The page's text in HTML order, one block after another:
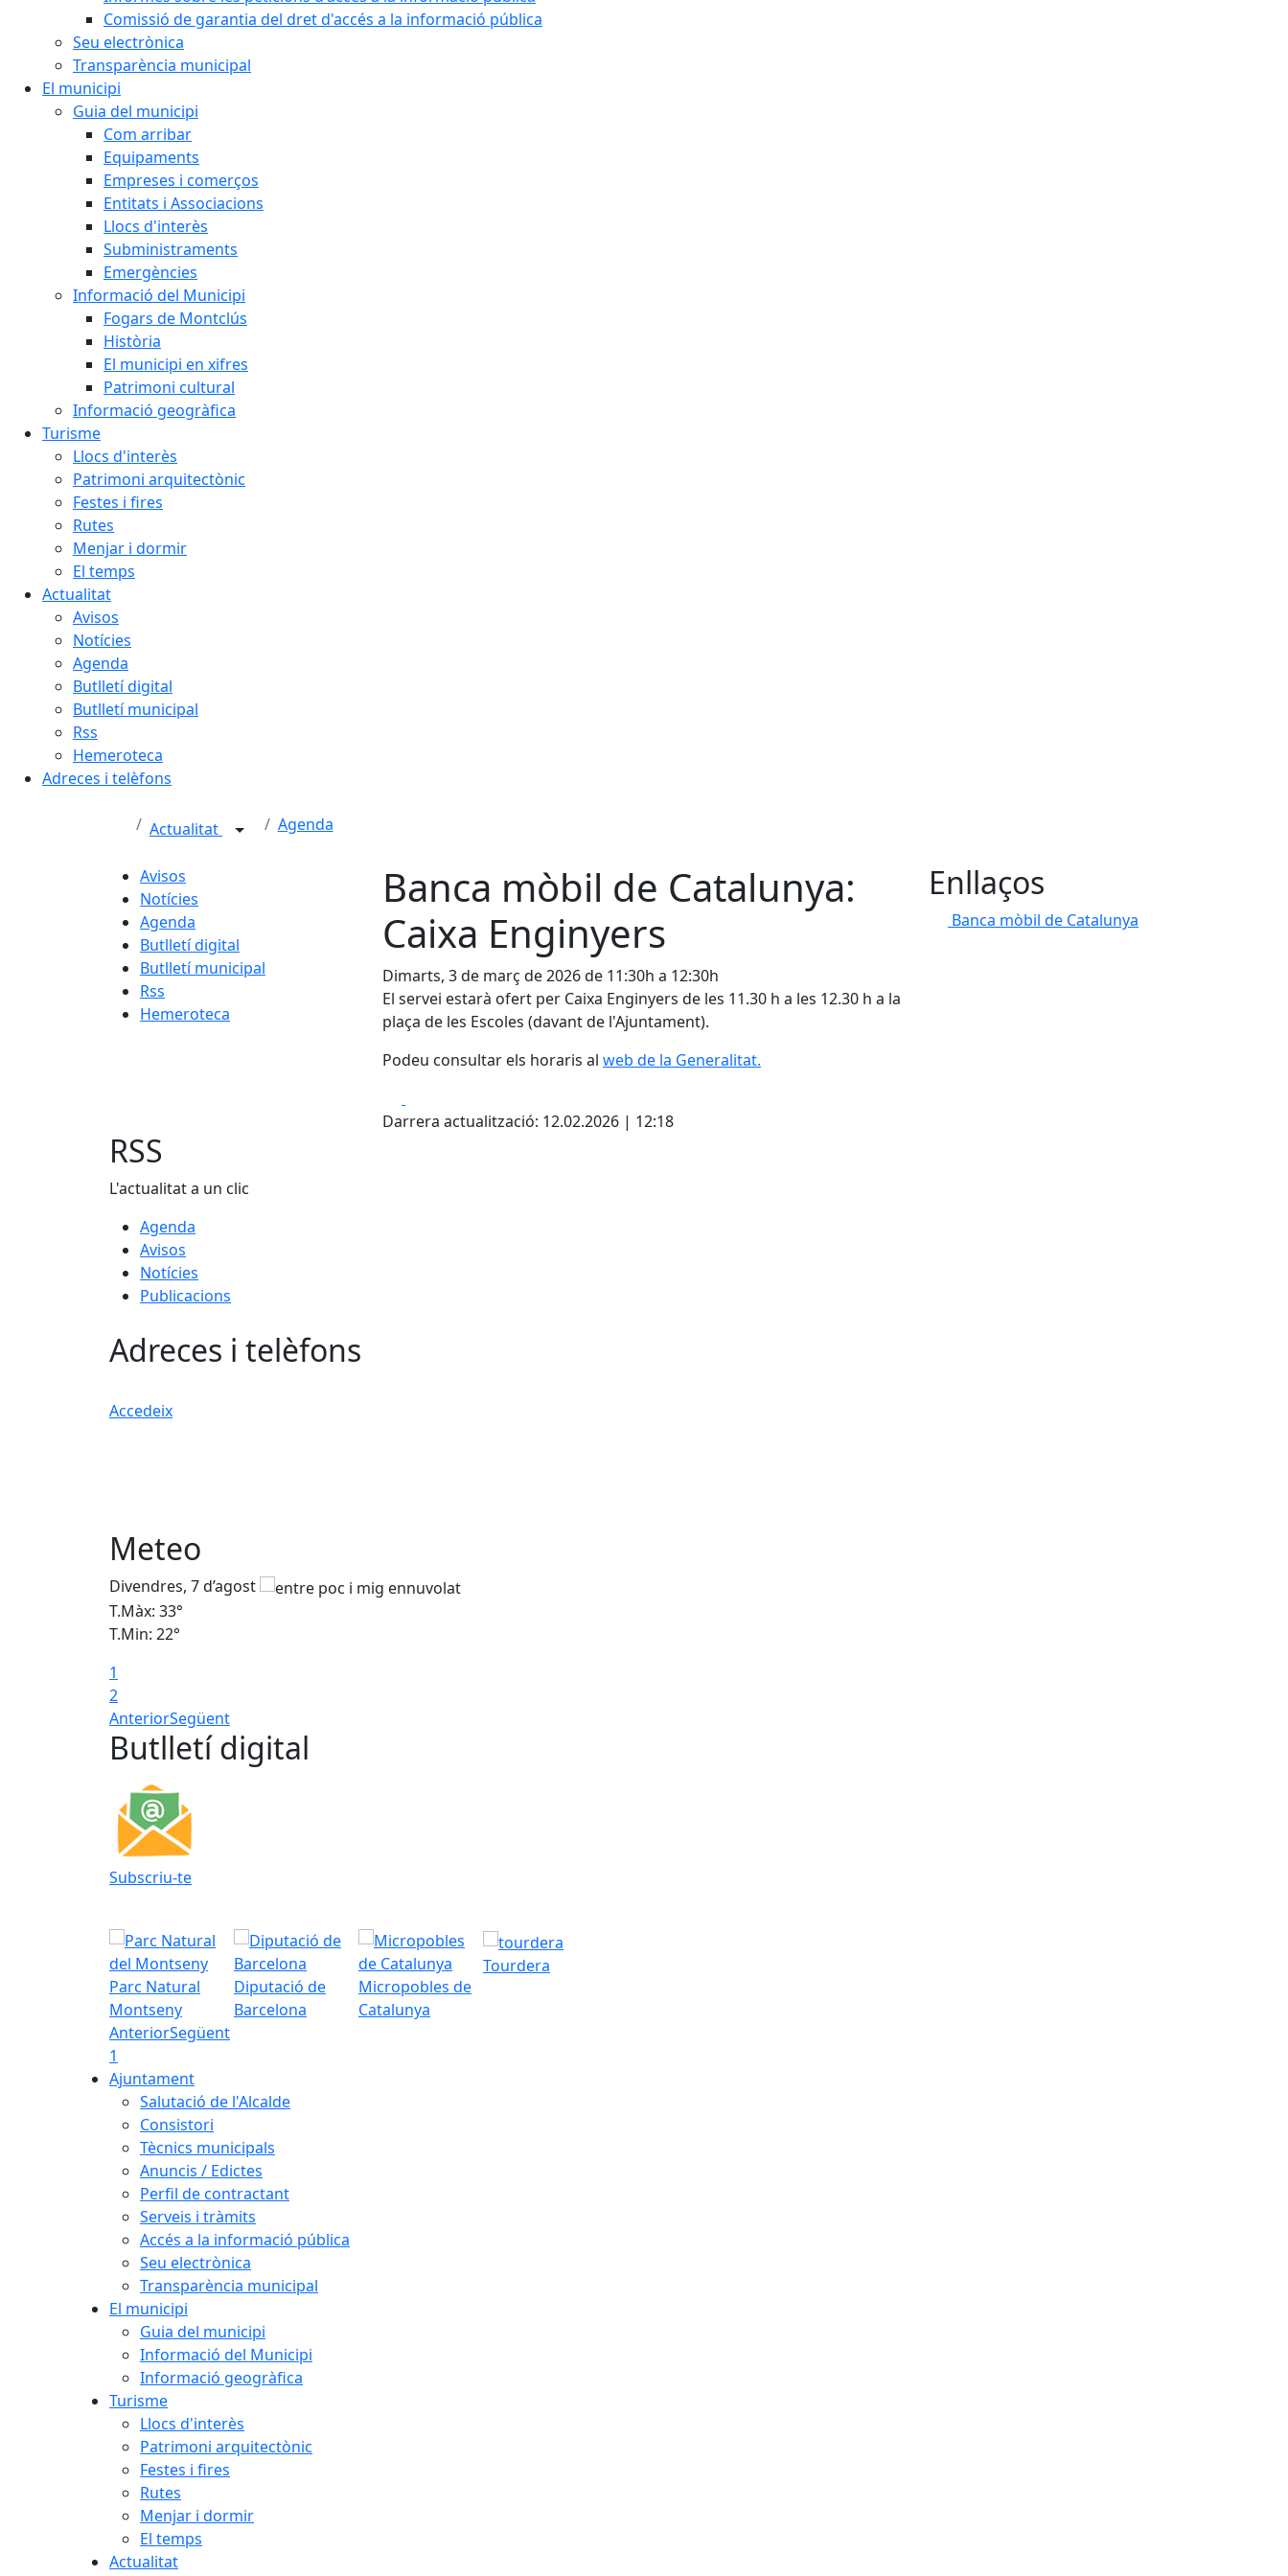
Comissió de garantia del dret d'accés a la informació pública
Seu electrònica
Transparència municipal
El municipi
Guia del municipi
Com arribar
Equipaments
Empreses i comerços
Entitats i Associacions
Llocs d'interès
Subministraments
Emergències
Informació del Municipi
Fogars de Montclús
Història
El municipi en xifres
Patrimoni cultural
Informació geogràfica
Turisme
Llocs d'interès
Patrimoni arquitectònic
Festes i fires
Rutes
Menjar i dormir
El temps
Actualitat
Avisos
Notícies
Agenda
Butlletí digital
Butlletí municipal
Rss
Hemeroteca
Adreces i telèfons
Actualitat Agenda
Avisos
Notícies
Agenda
Butlletí digital
Butlletí municipal
Rss
Hemeroteca
Banca mòbil de Catalunya:
Caixa Enginyers
Dimarts, 3 de març de 2026 de 11:30h a 12:30h
El servei estarà ofert per Caixa Enginyers de les 11.30 h a les 12.30 h a la
plaça de les Escoles (davant de l'Ajuntament).
Podeu consultar els horaris al web de la Generalitat.
Darrera actualització: 12.02.2026 | 12:18
Enllaços
Banca mòbil de Catalunya
RSS
L'actualitat a un clic
Agenda
Avisos
Notícies
Publicacions
Adreces i telèfons
Accedeix
Meteo
Divendres, 7 d’agost
T.Màx: 33°
T.Min: 22°
1
2
AnteriorSegüent
Butlletí digital
Subscriu-te
Parc Natural
Montseny
Diputació de
Barcelona
Micropobles de
Catalunya
Tourdera
AnteriorSegüent
1
Ajuntament
Salutació de l'Alcalde
Consistori
Tècnics municipals
Anuncis / Edictes
Perfil de contractant
Serveis i tràmits
Accés a la informació pública
Seu electrònica
Transparència municipal
El municipi
Guia del municipi
Informació del Municipi
Informació geogràfica
Turisme
Llocs d'interès
Patrimoni arquitectònic
Festes i fires
Rutes
Menjar i dormir
El temps
Actualitat